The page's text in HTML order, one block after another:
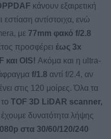
κάνουν εξαιρετική
αντίστοιχα, ενώ
με 77mm φακό f/2.8
προσφέρει έως 3x
και OIS! Ακόμα και η ultra-
f/1.8 αντί f/2.4, αν
στις 120 μοίρες. Όλα τα
TOF 3D LiDAR scanner,
έχουμε δυνατότητα λήψης
στα 30/60/120/240